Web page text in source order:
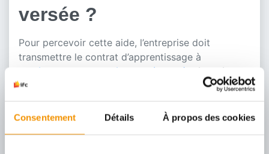
Consentement Détails À propos des cookies
versée ?
Pour percevoir cette aide, l’entreprise doit
transmettre le contrat d’apprentissage à
Opérateur de Compétences (OPCO)
désigné
selon son domaine ou secteur d’activité,au plus
L’aide est ensuite versée automatiquementpar
l’Agence de services et de paiement